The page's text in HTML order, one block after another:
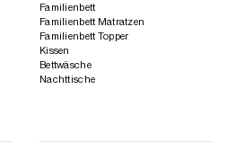
Familienbett
Familienbett Matratzen
Familienbett Topper
Kissen
Bettwäsche
Nachttische